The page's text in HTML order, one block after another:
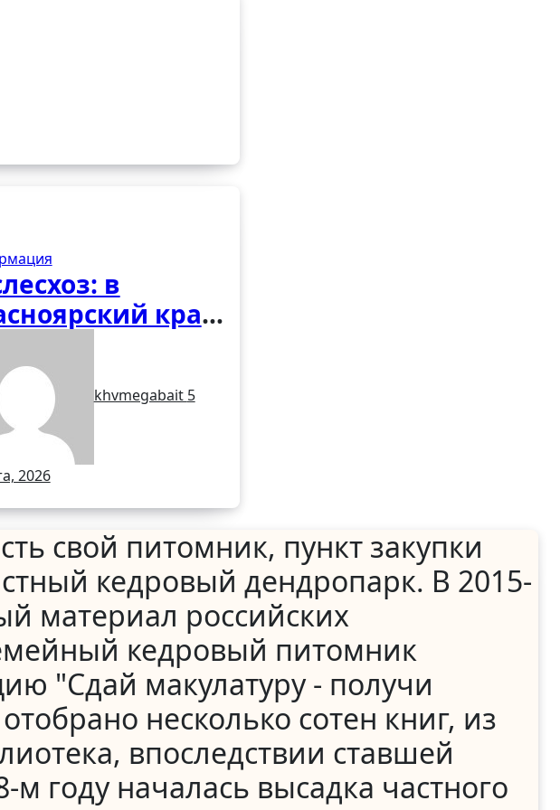
в
край
направят 115
khvmegabait 5
2026
свой питомник, пункт закупки
кедровый дендропарк. В 2015-
материал российских
кедровый питомник
"Сдай макулатуру - получи
несколько сотен книг, из
впоследствии ставшей
году началась высадка частного